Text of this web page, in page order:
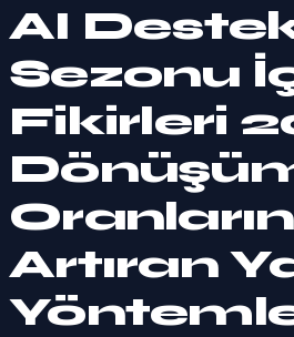
AI
Sezonu
Fikirleri
Artıran